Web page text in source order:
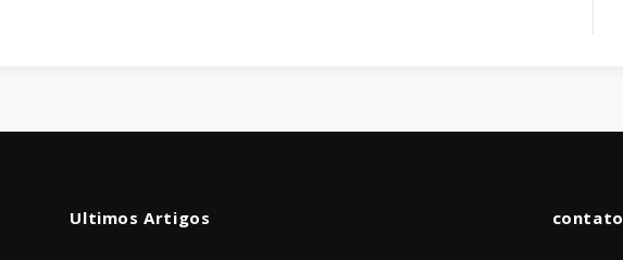
Ultimos Artigos contato